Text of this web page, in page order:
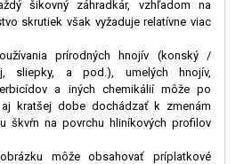
šikovný záhradkár, vzhľadom na
skrutiek však vyžaduje relatívne viac
prírodných hnojív (konský /
sliepky, a pod.), umelých hnojív,
a iných chemikálií môže po
kratšej dobe dochádzať k zmenám
škvŕn na povrchu hliníkových profilov
môže obsahovať príplatkové